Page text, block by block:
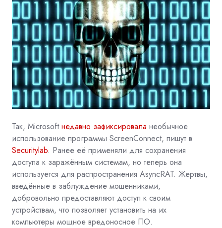
Так, Microsoft недавно зафиксировала необычное
использование программы ScreenConnect, пишут в
Securitylab. Ранее её применяли для сохранения
доступа к заражённым системам, но теперь она
используется для распространения AsyncRAT. Жертвы,
введённые в заблуждение мошенниками,
добровольно предоставляют доступ к своим
устройствам, что позволяет установить на их
компьютеры мощное вредоносное ПО.